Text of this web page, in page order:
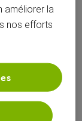
améliorer la
nos efforts